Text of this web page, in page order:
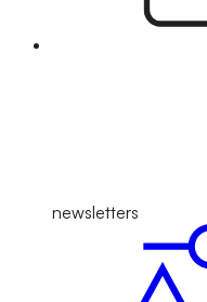
newsletters